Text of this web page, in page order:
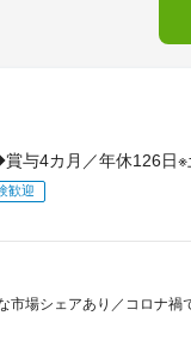
与4カ月／年休126日
歓迎
市場シェアあり／コロナ